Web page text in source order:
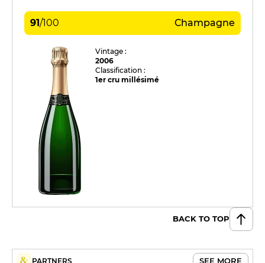
91/100 Champagne
Vintage :
2006
Classification :
1er cru millésimé
BACK TO TOP
PARTNERS SEE MORE